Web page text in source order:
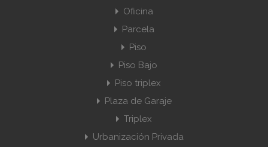
Oficina
Parcela
Piso
Piso Bajo
Piso triplex
Plaza de Garaje
Triplex
Urbanización Privada